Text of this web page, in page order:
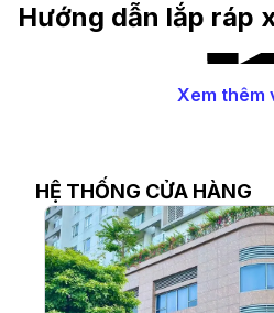
Hướng dẫn lắp ráp
Xem thêm
HỆ THỐNG CỬA HÀNG